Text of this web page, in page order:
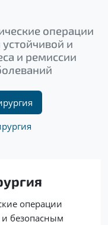
операции
и
и ремиссии
операции
безопасным